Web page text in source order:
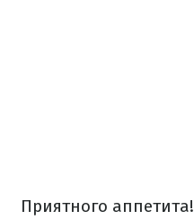
Приятного аппетита!